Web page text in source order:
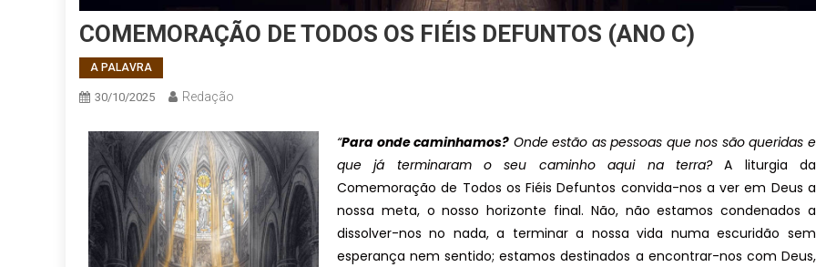
COMEMORAÇÃO DE TODOS OS FIÉIS DEFUNTOS (ANO C)
A PALAVRA
30/10/2025 Redação
“Para onde caminhamos? Onde estão as pessoas que nos são queridas e
que já terminaram o seu caminho aqui na terra?A liturgia da
Comemoração de Todos os Fiéis Defuntos convida-nos a ver em Deus a
nossa meta, o nosso horizonte final. Não, não estamos condenados a
dissolver-nos no nada, a terminar a nossa vida numa escuridão sem
esperança nem sentido; estamos destinados a encontrar-nos com Deus,